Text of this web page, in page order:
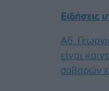
Ειδήσεις
Αδ.
είναι
σοβαρών